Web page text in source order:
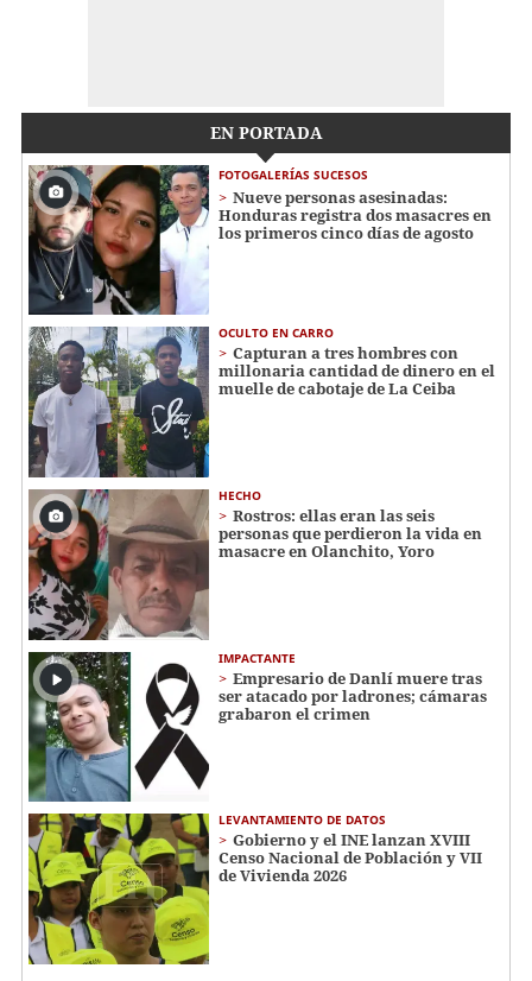
EN PORTADA
FOTOGALERÍAS SUCESOS
Nueve personas asesinadas:
Honduras registra dos masacres en
los primeros cinco días de agosto
OCULTO EN CARRO
Capturan a tres hombres con
millonaria cantidad de dinero en el
muelle de cabotaje de La Ceiba
HECHO
Rostros: ellas eran las seis
personas que perdieron la vida en
masacre en Olanchito, Yoro
IMPACTANTE
Empresario de Danlí muere tras
ser atacado por ladrones; cámaras
grabaron el crimen
LEVANTAMIENTO DE DATOS
Gobierno y el INE lanzan XVIII
Censo Nacional de Población y VII
de Vivienda 2026